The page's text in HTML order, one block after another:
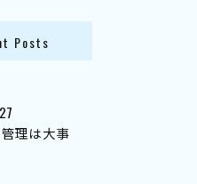
Posts
理は大事